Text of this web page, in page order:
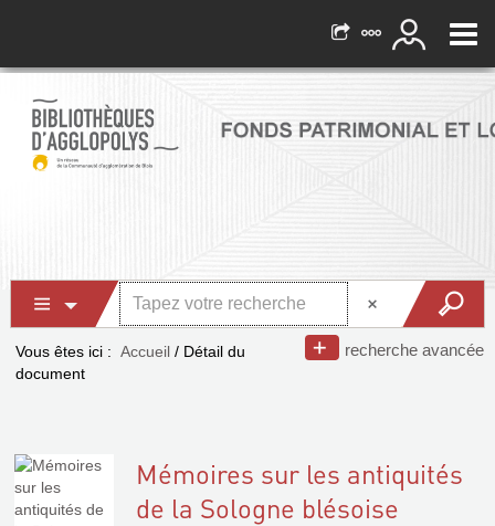
recherche avancée
Vous êtes ici : Accueil / Détail du
document
Mémoires sur les antiquités
de la Sologne blésoise